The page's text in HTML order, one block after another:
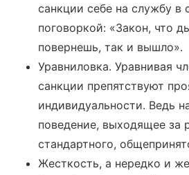
санкции себе на службу в
поговоркой: «Закон, что
повернешь, так и вышло».
Уравниловка. Уравнивая
санкции препятствуют
индивидуальности. Ведь
поведение, выходящее за
стандартного,
Жесткость, а нередко и